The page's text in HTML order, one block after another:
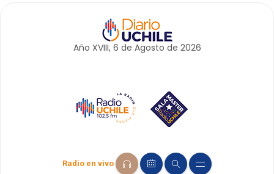
Año XVIII, 6 de Agosto de 2026
Radio en vivo